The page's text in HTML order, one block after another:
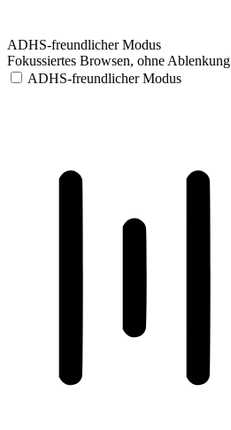
ADHS-freundlicher Modus
Fokussiertes Browsen, ohne Ablenkung
ADHS-freundlicher Modus